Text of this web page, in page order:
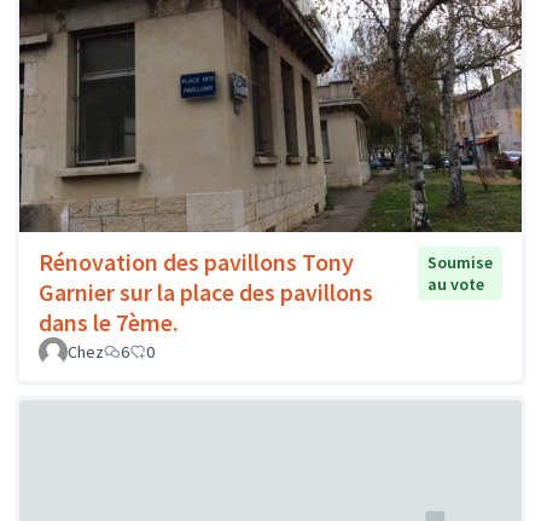
Rénovation des pavillons Tony
Garnier sur la place des pavillons
dans le 7ème.
Soumise
au vote
Chez 6 0